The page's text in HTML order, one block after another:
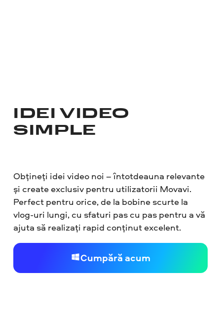
IDEI VIDEO
SIMPLE
Obțineți idei video noi – întotdeauna relevante
și create exclusiv pentru utilizatorii Movavi.
Perfect pentru orice, de la bobine scurte la
vlog-uri lungi, cu sfaturi pas cu pas pentru a vă
ajuta să realizați rapid conținut excelent.
Cumpără acum